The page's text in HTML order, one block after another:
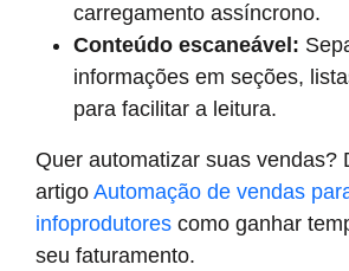
carregamento assíncrono.
Conteúdo escaneável:
informações em seções,
para facilitar a leitura.
Quer automatizar suas vendas?
artigo Automação de vendas
infoprodutores como ganhar
seu faturamento.